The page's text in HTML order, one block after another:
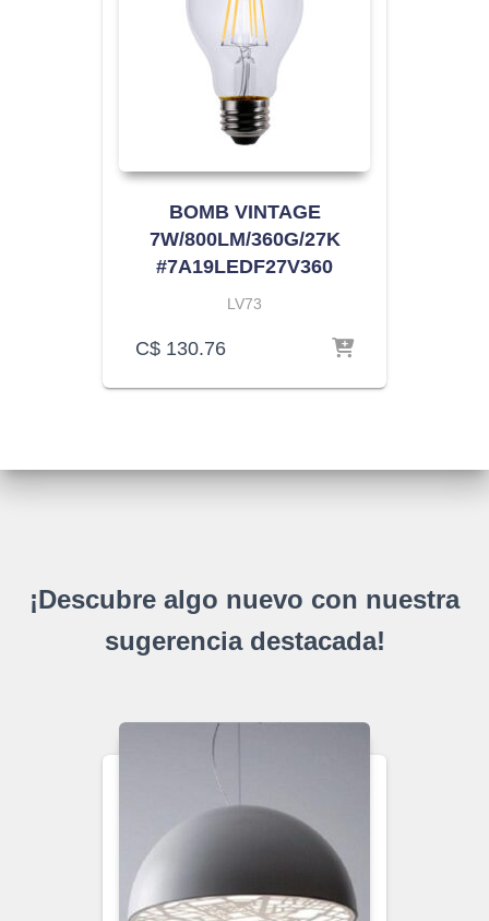
BOMB VINTAGE
7W/800LM/360G/27K
#7A19LEDF27V360
LV73
C$ 130.76
¡Descubre algo nuevo con nuestra
sugerencia destacada!